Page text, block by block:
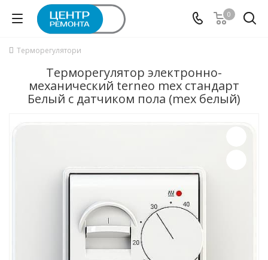
0
Терморегулятори
Терморегулятор электронно-
механический terneo mex стандарт
Белый с датчиком пола (mex белый)